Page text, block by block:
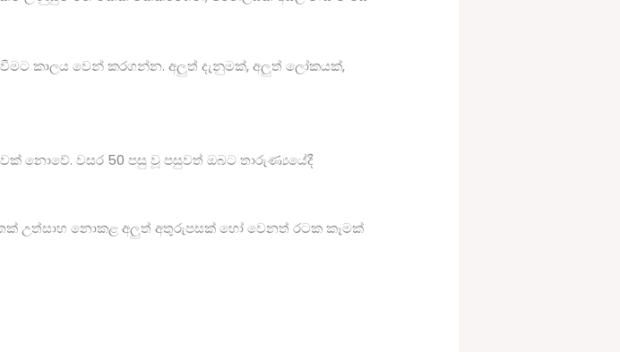
කාලය වෙන් කරගන්න. අලුත් දැනුමක්, අලුත් ලෝකයක්,
නොවේ. වසර 50 පසු වූ පසුවත් ඔබට තාරුණ්‍යයේදී
උත්සාහ නොකළ අලුත් අතුරුපසක් හෝ වෙනත් රටක කෑමක්